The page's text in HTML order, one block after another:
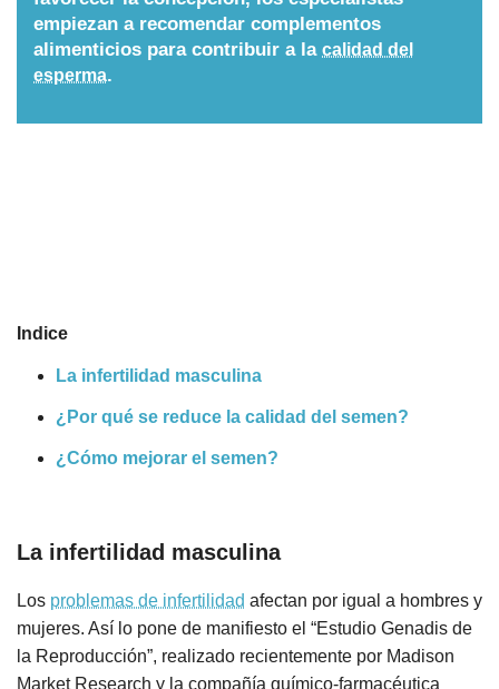
Nombres
empiezan a recomendar complementos
alimenticios para contribuir a la calidad del
esperma.
Indice
La infertilidad masculina
¿Por qué se reduce la calidad del semen?
¿Cómo mejorar el semen?
La infertilidad masculina
Los problemas de infertilidad afectan por igual a hombres y
mujeres. Así lo pone de manifiesto el “Estudio Genadis de
la Reproducción”, realizado recientemente por Madison
Market Research y la compañía químico-farmacéutica